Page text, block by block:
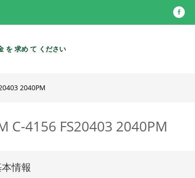
を 求め て ください
2040PM
C-4156 FS20403 2040PM
情報